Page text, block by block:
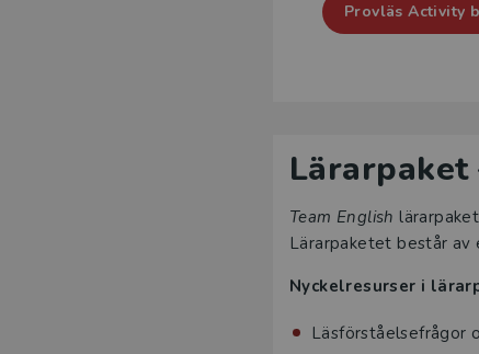
Provläs Activity
Team English
Lärarpaketet består av
Nyckelresurser i
Läsförståelsefrågor